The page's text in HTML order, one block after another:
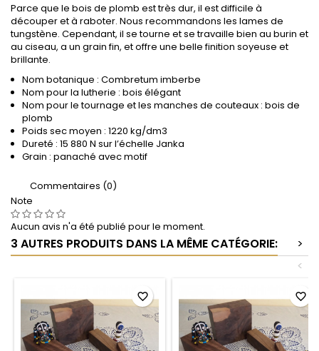
Parce que le bois de plomb est très dur, il est difficile à
découper et à raboter. Nous recommandons les lames de
tungstène. Cependant, il se tourne et se travaille bien au burin et
au ciseau, a un grain fin, et offre une belle finition soyeuse et
brillante.
Nom botanique : Combretum imberbe
Nom pour la lutherie : bois élégant
Nom pour le tournage et les manches de couteaux : bois de
plomb
Poids sec moyen : 1220 kg/dm3
Dureté : 15 880 N sur l’échelle Janka
Grain : panaché avec motif
Commentaires (0)
Note
Aucun avis n'a été publié pour le moment.
3 AUTRES PRODUITS DANS LA MÊME CATÉGORIE:
>
<
favorite_border favorite_border